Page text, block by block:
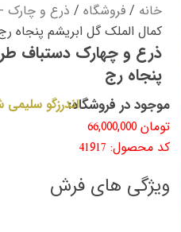
خانه / فروشگاه / ذرع و چارک
کمال الملک گل ابریشم پنجاه
ذرع و چهارک دستباف
پنجاه رج
موجود در فروشگاه:اندرزگو سلیمی
تومان66,000,000
کد محصول: 41917
ویژگی های فرش